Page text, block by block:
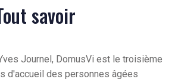
savoir
Journel, DomusVi est le troisième
d'accueil des personnes âgées